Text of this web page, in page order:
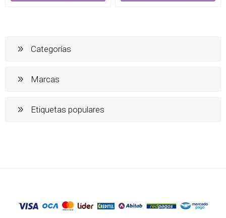
Categorías
Marcas
Etiquetas populares